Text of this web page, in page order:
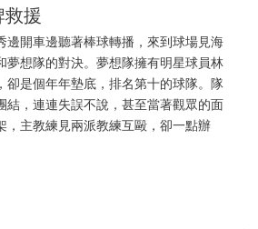
援
邊開車邊聽著棒球轉播，來到球場見海
夢想隊的對決。夢想隊擁有明星球員林
卻是個年年墊底，排名第十的球隊。隊
結，連連失誤不說，甚至當著觀眾的面
，主教練見兩派教練互毆，卻一點辦